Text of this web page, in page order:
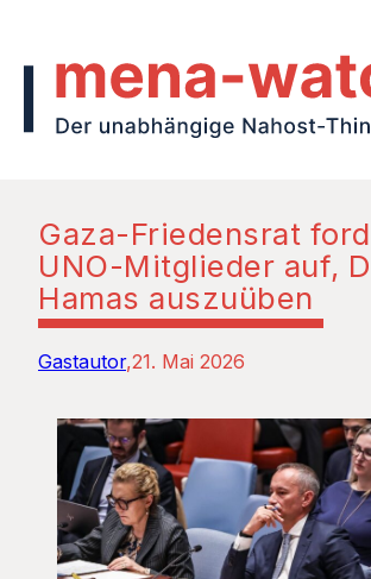
Gaza-Friedensrat
UNO-Mitglieder auf,
Hamas auszuüben
Gastautor 21. Mai 2026